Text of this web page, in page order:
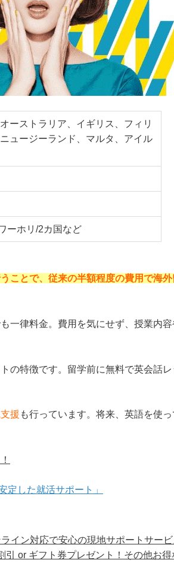
ーストラリア、イギリス、フィリ
ュージーランド、マルタ、アイル
ーホリ/2カ国など
ことで、従来の半額程度の費用で海
一律料金。費用を気にせず、授業内容
の特徴です。留学前に無料で英会話レ
援 も行っています。将来、英語を使
定した就活サポート」
イン対応で安心の現地サポートサービ
or ギフト券プレゼント！その他お得